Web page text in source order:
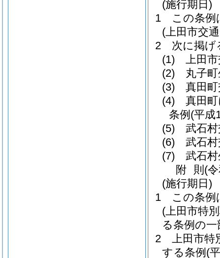
(施行期日)
1
この条例
(上田市交
2
次に掲げ
(1)
上田
(2)
丸子
(3)
真田
(4)
真田
条例 (平成
(5)
武石
(6)
武石
(7)
武石
附 則 (
(施行期日)
1
この条例
(上田市特
る条例の一
2
上田市特
する条例 (